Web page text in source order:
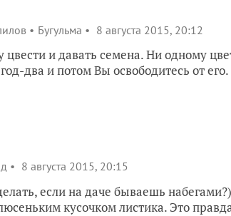
Бугульма 8 августа 2015, 20:12
цвести и давать семена. Ни одному
два и потом Вы освободитесь от его.
8 августа 2015, 20:15
если на даче бываешь
кусочком листика. Это